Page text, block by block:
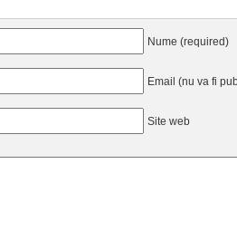
Nume (required)
Email (nu va fi
Site web